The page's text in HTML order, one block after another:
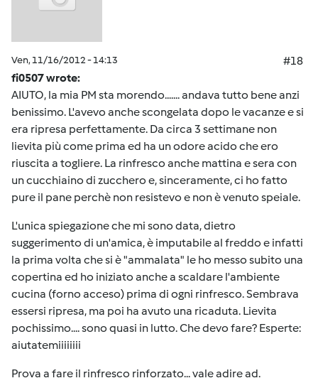
Ven, 11/16/2012 - 14:13
#18
fi0507 wrote:
AIUTO, la mia PM sta morendo....... andava tutto bene anzi
benissimo. L'avevo anche scongelata dopo le vacanze e si
era ripresa perfettamente. Da circa 3 settimane non
lievita più come prima ed ha un odore acido che ero
riuscita a togliere. La rinfresco anche mattina e sera con
un cucchiaino di zucchero e, sinceramente, ci ho fatto
pure il pane perchè non resistevo e non è venuto speiale.
L'unica spiegazione che mi sono data, dietro
suggerimento di un'amica, è imputabile al freddo e infatti
la prima volta che si è "ammalata" le ho messo subito una
copertina ed ho iniziato anche a scaldare l'ambiente
cucina (forno acceso) prima di ogni rinfresco. Sembrava
essersi ripresa, ma poi ha avuto una ricaduta. Lievita
pochissimo.... sono quasi in lutto. Che devo fare? Esperte:
aiutatemiiiiiiii
Prova a fare il rinfresco rinforzato... vale adire ad.